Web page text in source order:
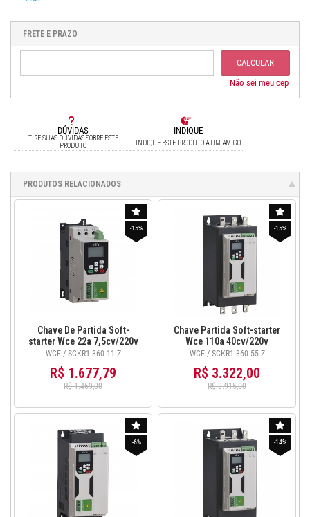
DÚVIDAS
TIRE SUAS DÚVIDAS SOBRE ESTE
PRODUTO
INDIQUE
INDIQUE ESTE PRODUTO A UM AMIGO
4x sem juros de R$ 624,50
.
FRETE E PRAZO
CALCULAR
Não sei meu cep
PRODUTOS RELACIONADOS
-15%
Chave De Partida Soft-
starter Wce 22a 7,5cv/220v
15cv/380v com Ihm -
WCE / SCKR1-360-11-Z
R$ 1.677,79
R$ 1.469,00
-15%
Chave Partida Soft-starter
Wce 110a 40cv/220v
75cv/380v com Ihm SCKR1-
WCE / SCKR1-360-55-Z
R$ 3.322,00
R$ 3.915,00
-6% -14%